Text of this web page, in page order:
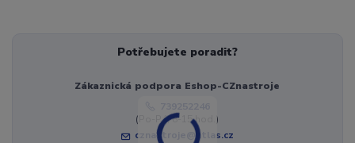
Potřebujete poradit?
Zákaznická podpora Eshop-CZnastroje
(Po-Pá, 8-15 hod.)
cznastroje@atlas.cz